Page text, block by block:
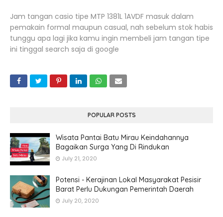
Jam tangan casio tipe MTP 1381L 1AVDF masuk dalam
pemakain formal maupun casual, nah sebelum stok habis
tunggu apa lagi jika kamu ingin membeli jam tangan tipe
ini tinggal search saja di google
POPULAR POSTS
Wisata Pantai Batu Mirau Keindahannya
Bagaikan Surga Yang Di Rindukan
July 21, 2020
Potensi - Kerajinan Lokal Masyarakat Pesisir
Barat Perlu Dukungan Pemerintah Daerah
July 20, 2020